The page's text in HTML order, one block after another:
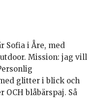
Sofia i Åre, med
Mission: jag vill
glitter i blick och
blåbärspaj. Så